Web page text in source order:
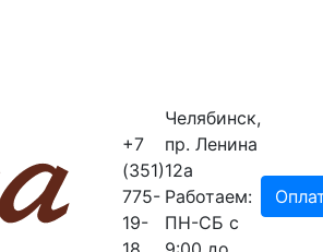
+7
(351)
775-
19-
Челябинск,
пр. Ленина
12a
Работаем:
ПН-СБ с